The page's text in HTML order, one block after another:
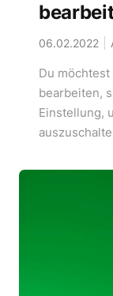
06.02.2022
Du
bearbeiten,
Einstellung,